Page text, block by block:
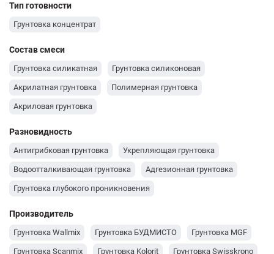
Тип готовности
Грунтовка концентрат
Состав смеси
Грунтовка силикатная Грунтовка силиконовая
Акрилатная грунтовка Полимерная грунтовка
Акриловая грунтовка
Разновидность
Антигрибковая грунтовка Укрепляющая грунтовка
Водоотталкивающая грунтовка Адгезионная грунтовка
Грунтовка глубокого проникновения
Производитель
Грунтовка Wallmix Грунтовка БУДМИСТО Грунтовка MGF
Грунтовка Scanmix Грунтовка Kolorit Грунтовка Swisskrono